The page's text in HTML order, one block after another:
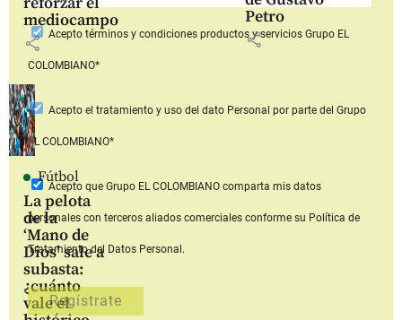
mediocampo
share
Petro
share
Fútbol
La pelota
de la
‘Mano de
Dios’ sale a
subasta:
¿cuánto
vale el
Aceptotérminos y condiciones productos y serviciosGrupo EL
COLOMBIANO*
Acepto el tratamiento y uso del dato Personal por parte del Grupo
EL COLOMBIANO*
Acepto que Grupo EL COLOMBIANOcomparta mis datos
personales con terceros aliados comerciales conforme su Política de
Tratamiento del Datos Personal.